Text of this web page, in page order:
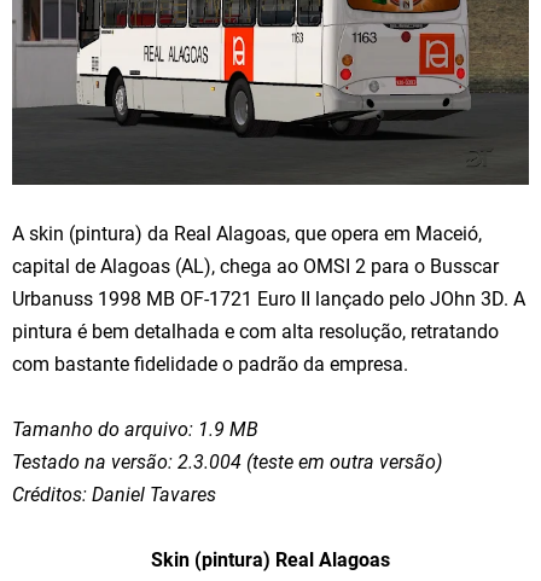
A skin (pintura) da Real Alagoas, que opera em Maceió,
capital de Alagoas (AL), chega ao OMSI 2 para o Busscar
Urbanuss 1998 MB OF-1721 Euro II lançado pelo JOhn 3D. A
pintura é bem detalhada e com alta resolução, retratando
com bastante fidelidade o padrão da empresa.
Tamanho do arquivo: 1.9 MB
Testado na versão: 2.3.004 (teste em outra versão)
Créditos: Daniel Tavares
Skin (pintura) Real Alagoas